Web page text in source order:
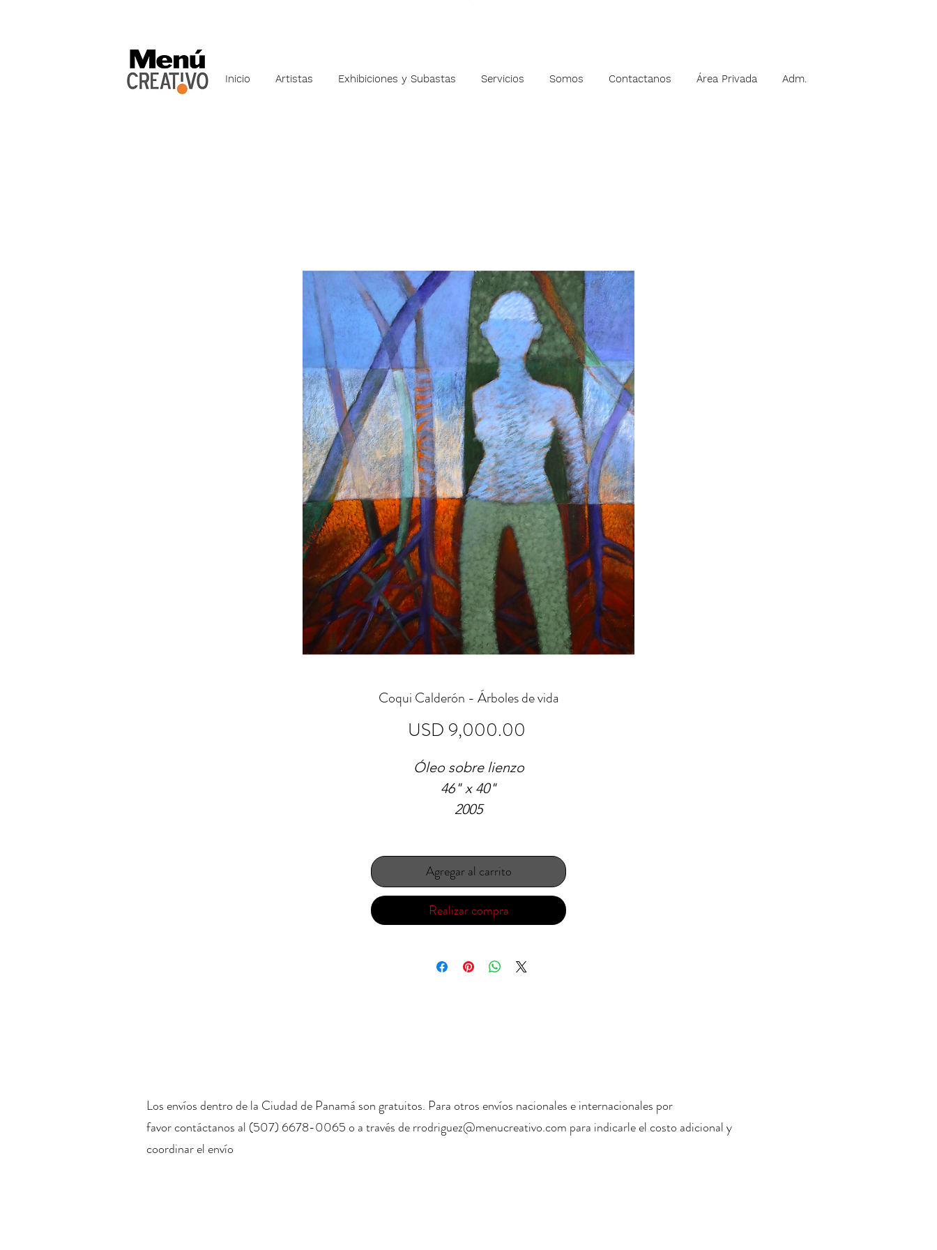
Inicio Artistas Exhibiciones y Subastas Servicios Somos Contactanos Área Privada Adm.
Coqui Calderón - Árboles de vida
USD 9,000.00
Óleo sobre lienzo
46" x 40"
2005
Agregar al carrito
Realizar compra
Los envíos dentro de la Ciudad de Panamá son gratuitos. Para otros envíos nacionales e internacionales por
favor contáctanos al (507) 6678-0065 o a través derrodriguez@menucreativo.com para indicarle el costo adicional y
coordinar el envío